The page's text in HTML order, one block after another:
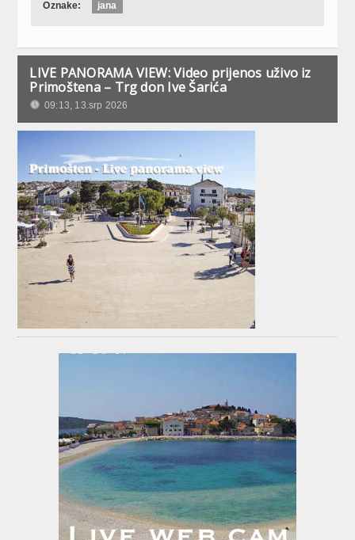
Oznake: jana
LIVE PANORAMA VIEW: Video prijenos uživo iz
Primoštena – Trg don Ive Šarića
09:13, 13.srp 2026